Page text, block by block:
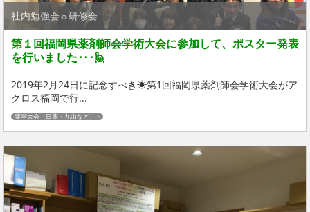
社内勉強会☼研修会
第１回福岡県薬剤師会学術大会に参加して、ポスター発表
を行いました･･･🙋
2019年2月24日に記念すべき☀第1回福岡県薬剤師会学術大会がア
クロス福岡で行...
薬学大会（日薬・九山など）